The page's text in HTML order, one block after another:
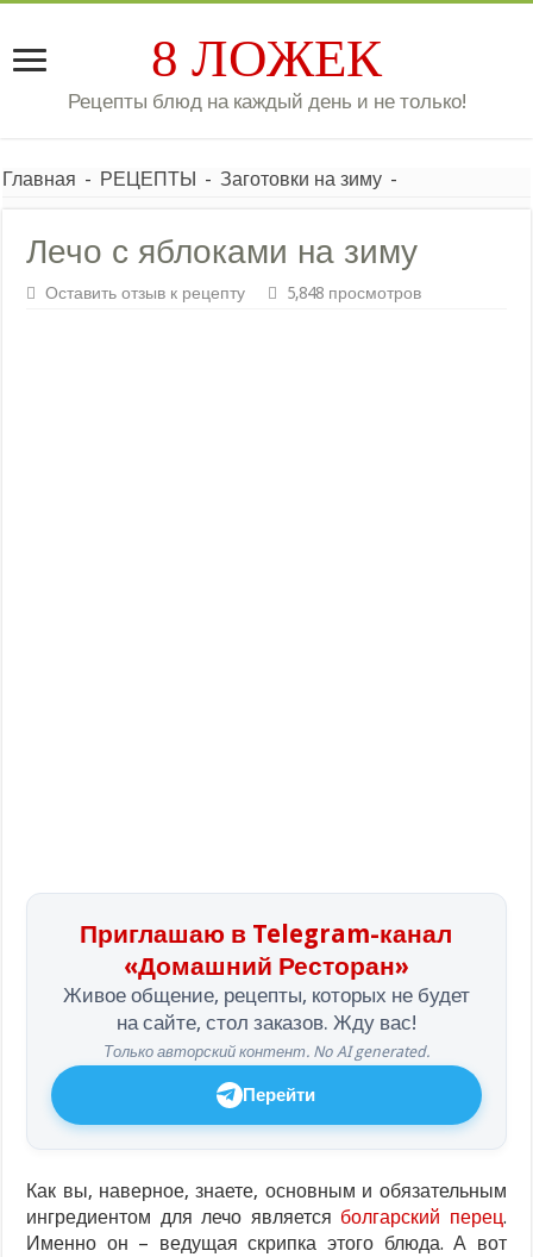
8 ЛОЖЕК
Рецепты блюд на каждый день и не только!
Главная - РЕЦЕПТЫ - Заготовки на зиму -
Лечо с яблоками на зиму
Оставить отзыв к рецепту 5,848 просмотров
Приглашаю в Telegram-канал
«Домашний Ресторан»
Живое общение, рецепты, которых не будет
на сайте, стол заказов. Жду вас!
Только авторский контент. No AI generated.
Перейти
Как вы, наверное, знаете, основным и обязательным
ингредиентом для лечо является болгарский перец.
Именно он – ведущая скрипка этого блюда. А вот